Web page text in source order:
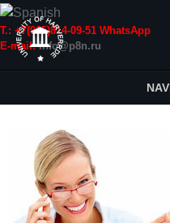
Т.: +7(915)814-09-51 WhatsApp
E-mail:info@p8n.ru